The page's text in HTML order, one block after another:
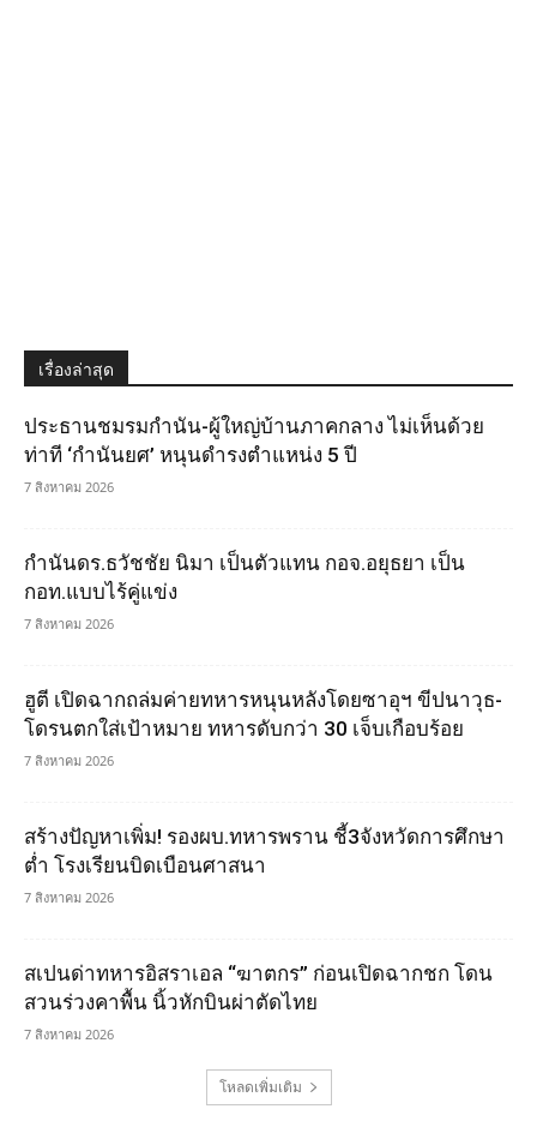
เรื่องล่าสุด
ประธานชมรมกำนัน-ผู้ใหญ่บ้านภาคกลาง ไม่เห็นด้วย
ท่าที ‘กำนันยศ’ หนุนดำรงตำแหน่ง 5 ปี
7 สิงหาคม 2026
กำนันดร.ธวัชชัย นิมา เป็นตัวแทน กอจ.อยุธยา เป็น
กอท.แบบไร้คู่แข่ง
7 สิงหาคม 2026
ฮูตี เปิดฉากถล่มค่ายทหารหนุนหลังโดยซาอุฯ ขีปนาวุธ-
โดรนตกใส่เป้าหมาย ทหารดับกว่า 30 เจ็บเกือบร้อย
7 สิงหาคม 2026
สร้างปัญหาเพิ่ม! รองผบ.ทหารพราน ชี้3จังหวัดการศึกษา
ต่ำ โรงเรียนบิดเบือนศาสนา
7 สิงหาคม 2026
สเปนด่าทหารอิสราเอล “ฆาตกร” ก่อนเปิดฉากชก โดน
สวนร่วงคาพื้น นิ้วหักบินผ่าตัดไทย
7 สิงหาคม 2026
โหลดเพิ่มเติม